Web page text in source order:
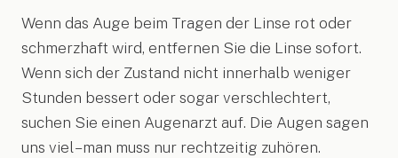
Wenn das Auge beim Tragen der Linse rot oder
schmerzhaft wird, entfernen Sie die Linse sofort.
Wenn sich der Zustand nicht innerhalb weniger
Stunden bessert oder sogar verschlechtert,
suchen Sie einen Augenarzt auf. Die Augen sagen
uns viel – man muss nur rechtzeitig zuhören.